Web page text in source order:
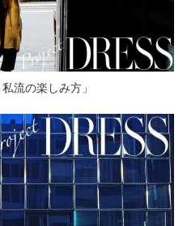
流の楽しみ方」